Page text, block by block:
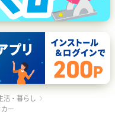
活・暮らし
ー